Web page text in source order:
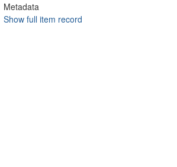
Metadata
Show full item record